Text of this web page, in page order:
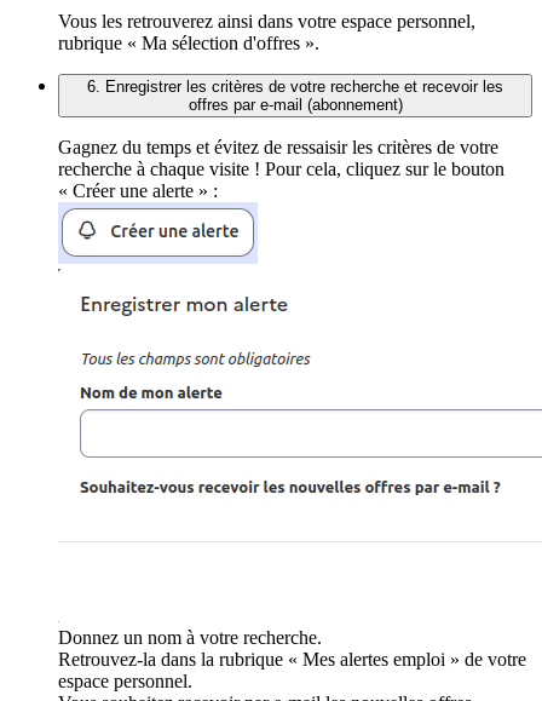
Vous les retrouverez ainsi dans votre espace personnel,
rubrique « Ma sélection d'offres ».
6. Enregistrer les critères de votre recherche et recevoir les
offres par e-mail (abonnement)
Gagnez du temps et évitez de ressaisir les critères de votre
recherche à chaque visite ! Pour cela, cliquez sur le bouton
« Créer une alerte » :
Donnez un nom à votre recherche.
Retrouvez-la dans la rubrique « Mes alertes emploi » de votre
espace personnel.